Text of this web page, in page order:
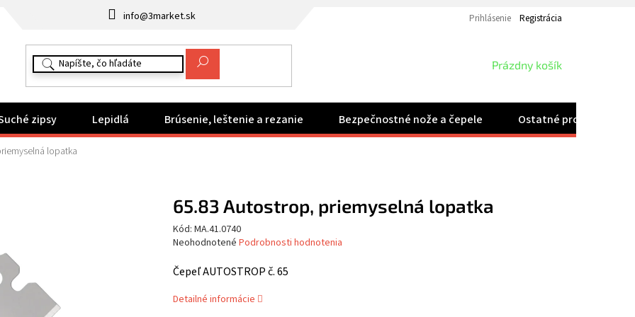
info@3market.sk Prihlásenie Registrácia
NÁKUPNÝ
Prázdny košík
zipsy Lepidlá Brúsenie, leštenie a rezanie Bezpečnostné nože a čepele Ostatné produkty
lopatka
Čepeľ AUTOSTROP č. 65
Detailné informácie
65.83 Autostrop, priemyselná lopatka
Kód: MA.41.0740
Priemerné
produktu
0,0
Neohodnotené Podrobnosti hodnotenia